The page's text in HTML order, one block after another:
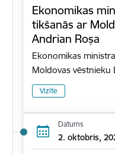
Ekonomikas
tikšanās ar
Andrian Roșa
Ekonomikas
Moldovas vēstnieku
Vizīte
Datums
2. oktobris,